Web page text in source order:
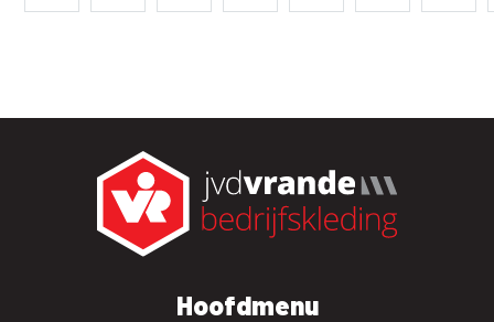
Hoofdmenu